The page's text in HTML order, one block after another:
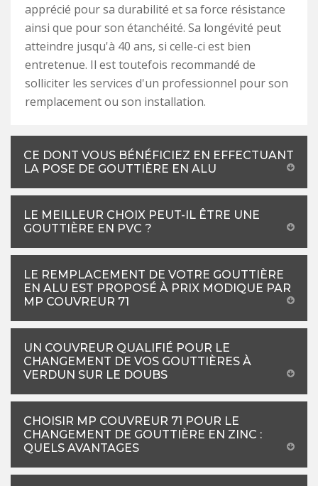
apprécié pour sa durabilité et sa force résistance
ainsi que pour son étanchéité. Sa longévité peut
atteindre jusqu'à 40 ans, si celle-ci est bien
entretenue. Il est toutefois recommandé de
solliciter les services d'un professionnel pour son
remplacement ou son installation.
CE DONT VOUS BÉNÉFICIEZ EN EFFECTUANT
LA POSE DE GOUTTIÈRE EN ALU
LE MEILLEUR CHOIX PEUT-IL ÊTRE UNE
GOUTTIÈRE EN PVC ?
LE REMPLACEMENT DE VOTRE GOUTTIÈRE
EN ALU EST PROPOSÉ À PRIX MODIQUE PAR
MP COUVREUR 71
UN COUVREUR QUALIFIÉ POUR LE
CHANGEMENT DE VOS GOUTTIÈRES À
VERDUN SUR LE DOUBS
CHOISIR MP COUVREUR 71 POUR LE
CHANGEMENT DE GOUTTIÈRE EN ZINC :
QUELS AVANTAGES